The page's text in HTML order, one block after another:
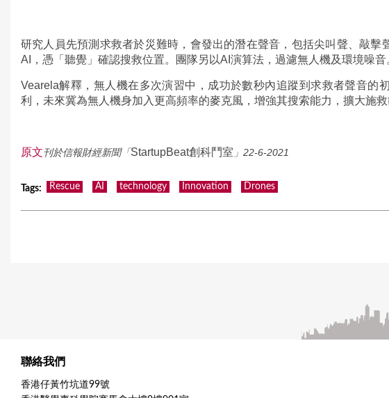
研究人員先預測求救者於災難時，會發出的潛在聲音，包括尖叫聲、敲擊
AI，憑「聽覺」確認搜救位置。團隊另以AI演算法，過濾無人機及環境噪音
Vearela解釋，無人機在多次演習中，成功於數秒內追蹤到求救者聲音的
利，未來冀為無人機身加入更高頻率的麥克風，增強其搜索能力，擴大施救
原文刊於信報財經新聞「StartupBeat創科鬥室 」22-6-2021
Tags: Rescue AI technology Innovation Drones
聯絡我們
香港仔黃竹坑道99號